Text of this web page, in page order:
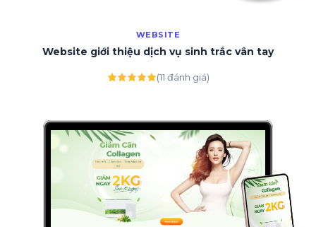
WEBSITE
Website giới thiệu dịch vụ sinh trắc vân tay
(11 đánh giá)